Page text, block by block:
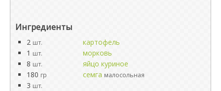
Ингредиенты
2 шт.
картофель
1 шт.
морковь
8 шт.
яйцо куриное
180 гр семга малосольная
3 шт.